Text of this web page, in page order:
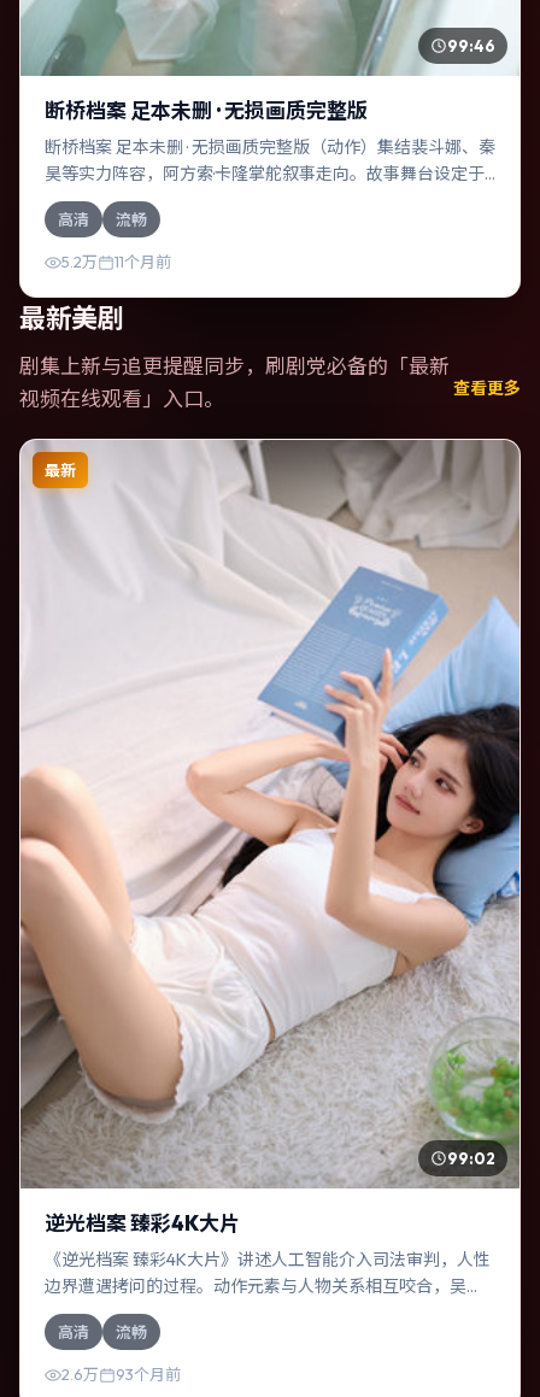
99:46
断桥档案 足本未删 · 无损画质完整版
断桥档案 足本未删 · 无损画质完整版（动作）集结裴斗娜、秦
昊等实力阵容，阿方索·卡隆掌舵叙事走向。故事舞台设定于
日本，围绕一次意外选择展开连锁反应；配乐与色彩高度服
务于主题，结尾留白耐人寻味。
高清 流畅
5.2万 11个月前
最新美剧
剧集上新与追更提醒同步，刷剧党必备的「最新
视频在线观看 」入口。 查看更多
最新
99:02
逆光档案 臻彩4K大片
《逆光档案 臻彩4K大片》讲述人工智能介入司法审判，人性
边界遭遇拷问的过程。动作元素与人物关系相互咬合，吴
京、孙艺珍的对手戏尤为出彩。导演达米恩·查泽雷善于在长
镜头中积蓄张力，本片亦在英国实地取景，增强真实质感。
高清 流畅
2.6万 93个月前